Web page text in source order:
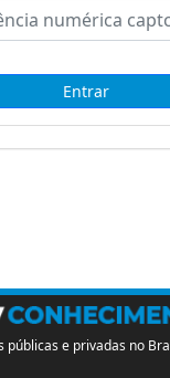
públicas e privadas no